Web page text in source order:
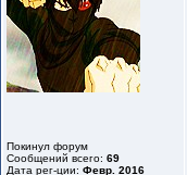
Покинул форум
Сообщений всего: 69
Дата рег-ции: Февр. 2016